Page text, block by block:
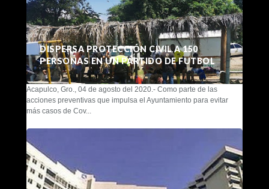
DISPERSA PROTECCIÓN CIVIL A 150
PERSONAS EN UN PARTIDO DE FUTBOL
Acapulco, Gro., 04 de agosto del 2020.- Como parte de las
acciones preventivas que impulsa el Ayuntamiento para evitar
más casos de Cov...